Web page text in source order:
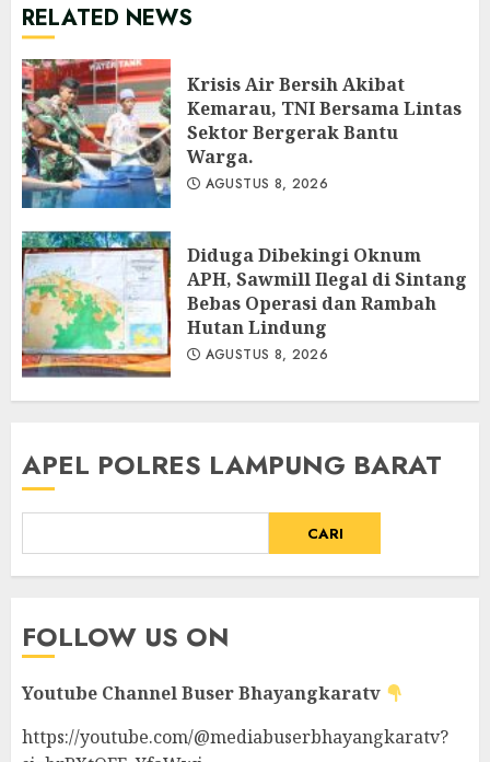
RELATED NEWS
Krisis Air Bersih Akibat
Kemarau, TNI Bersama Lintas
Sektor Bergerak Bantu
Warga.
AGUSTUS 8, 2026
Diduga Dibekingi Oknum
APH, Sawmill Ilegal di Sintang
Bebas Operasi dan Rambah
Hutan Lindung
AGUSTUS 8, 2026
APEL POLRES LAMPUNG BARAT
CARI
FOLLOW US ON
Youtube ChannelBuser Bhayangkaratv
https://youtube.com/@mediabuserbhayangkaratv?